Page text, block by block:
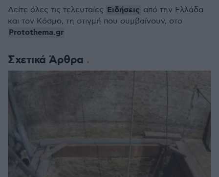
Σχετικά Άρθρα
Δείτε όλες τις τελευταίες Ειδήσεις από την Ελλάδα
και τον Κόσμο, τη στιγμή που συμβαίνουν, στο
Protothema.gr